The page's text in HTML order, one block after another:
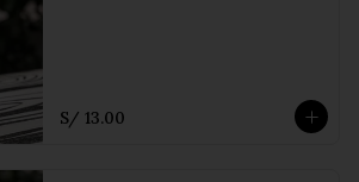
S/ 13.00